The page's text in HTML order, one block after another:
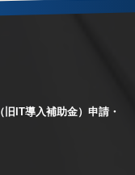
IT導入補助金）申請・